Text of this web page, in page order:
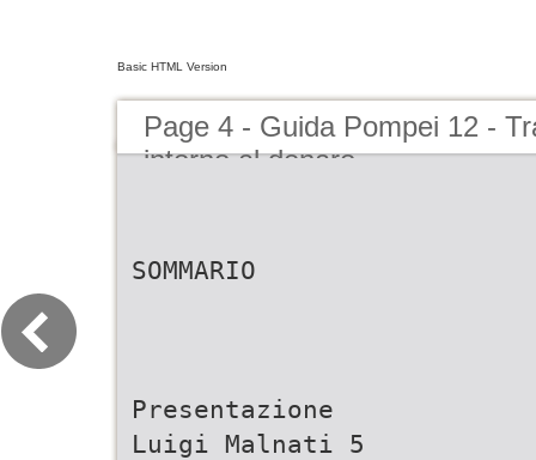
Basic HTML Version
Page 4 - Guida Pompei 12 -
intorno al denaro
SOMMARIO
Presentazione
Luigi Malnati 5